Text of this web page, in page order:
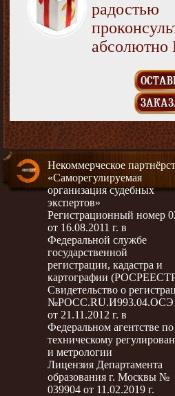
радостью
Некоммерческое
«Саморегулируемая
организация судебных
экспертов»
Регистрационный номер
от 16.08.2011 г. в
Федеральной службе
государственной
регистрации, кадастра и
картографии
Свидетельство о
от 21.11.2012 г. в
Федеральном агентстве по
техническому
и метрологии
Лицензия Департамента
образования г. Москвы №
039904 от 11.02.2019 г.